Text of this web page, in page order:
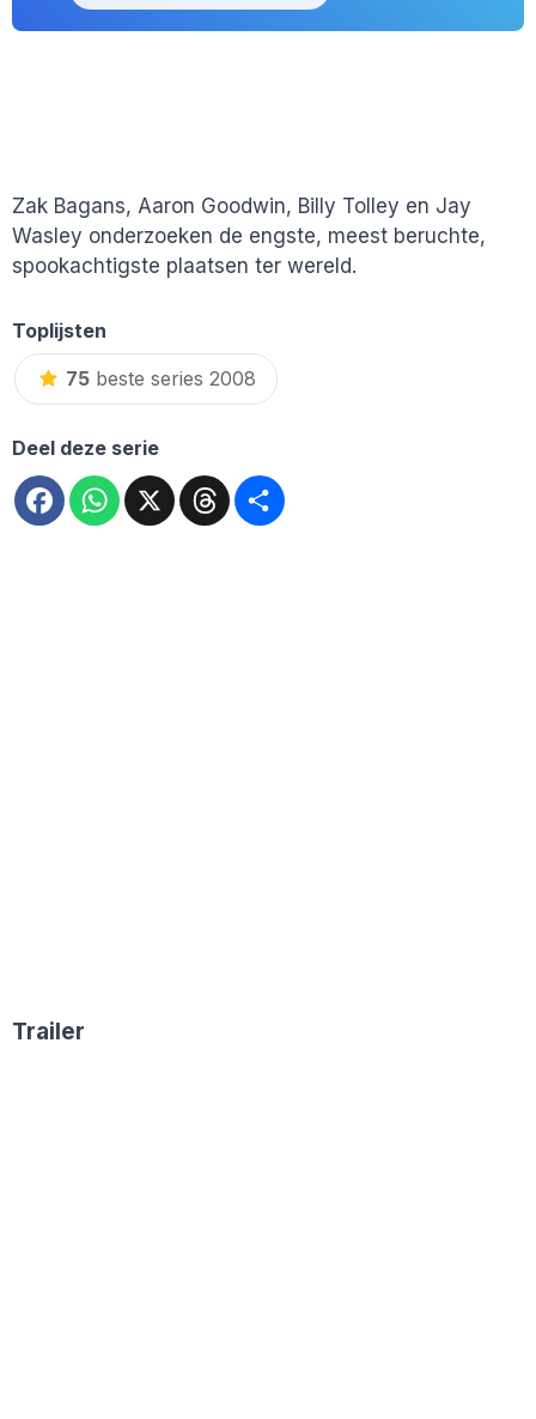
Zak Bagans, Aaron Goodwin, Billy Tolley en Jay
Wasley onderzoeken de engste, meest beruchte,
spookachtigste plaatsen ter wereld.
Toplijsten
75 beste series 2008
Deel deze serie
FacebookWhatsApp
X Threads
Trailer